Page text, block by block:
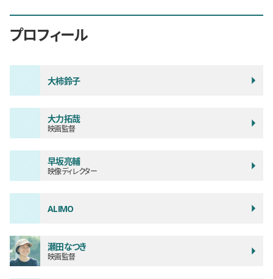
プロフィール
大柿鈴子
大力拓哉
映画監督
早坂亮輔
映像ディレクター
ALIMO
瀬田なつき
映画監督